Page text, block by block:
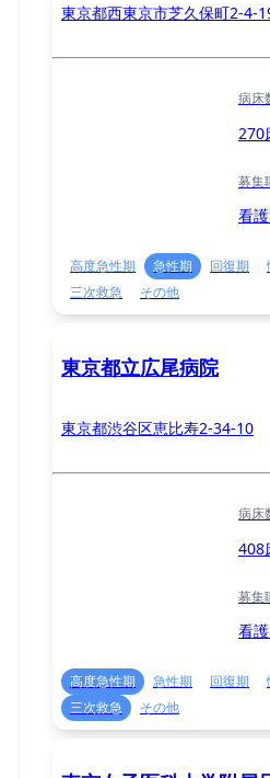
東京都西東京市芝久保町2-4-
病床
270
募集
看
高度急性期 急性期 回復期
三次救急
その他
東京都立広尾病院
東京都渋谷区恵比寿2-34-10
病床
408
募集
看
高度急性期 急性期 回復期
三次救急
その他